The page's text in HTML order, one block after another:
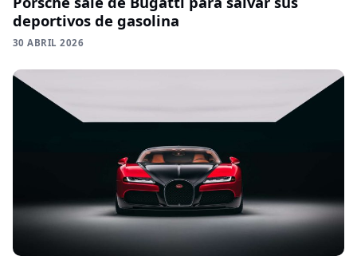
deportivos de gasolina
30 ABRIL 2026